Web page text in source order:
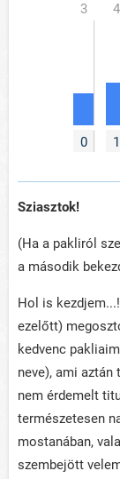
0 1
Sziasztok!
(Ha a pakliról
a második
Hol is
ezelőtt)
kedvenc
neve), ami
nem érdemelt
természetesen
mostanában,
szembejött